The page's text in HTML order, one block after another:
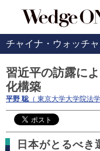
チャイナ・ウォッチ
習近平の訪露に
化構築
平野 聡 （ 東京大学大学院法
日本がとるべき